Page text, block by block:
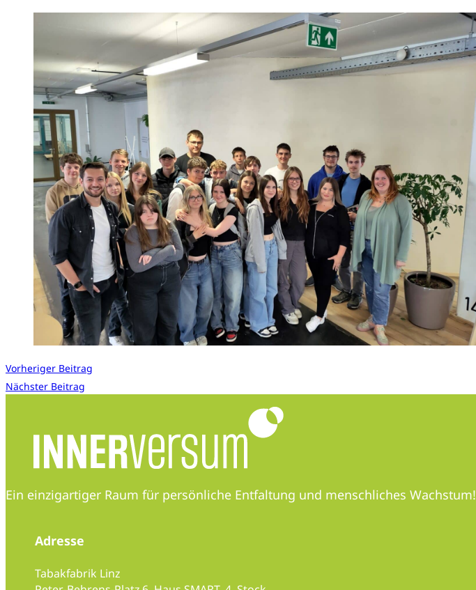
Vorheriger Beitrag
Nächster Beitrag
Ein einzigartiger Raum für persönliche Entfaltung und menschliches Wachstum!
Adresse
Tabakfabrik Linz